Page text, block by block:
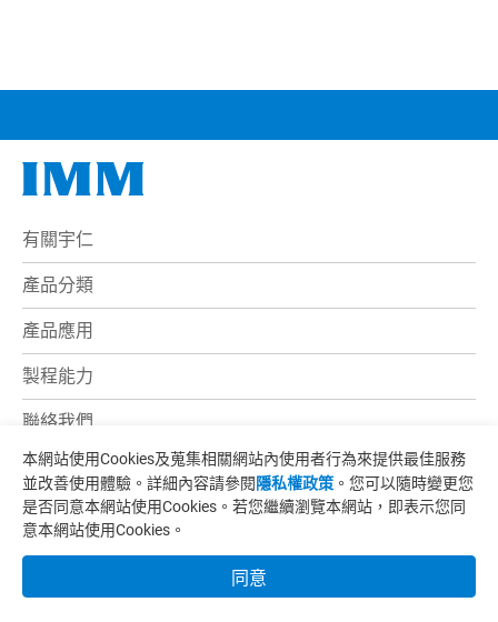
有關宇仁
產品分類
產品應用
製程能力
聯絡我們
電子型錄
最新消息
苗栗縣竹南鎮永貞路一段181巷107號
本網站使用Cookies及蒐集相關網站內使用者行為來提供最佳服務
並改善使用體驗。詳細內容請參閱 隱私權政策 。您可以隨時變更您
是否同意本網站使用Cookies。若您繼續瀏覽本網站，即表示您同
意本網站使用Cookies。
同意